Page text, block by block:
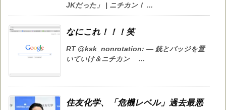
JKだった」 | ニチカン！ ...
なにこれ！！！笑
RT @ksk_nonrotation: — 銃とバッジを置
いていけ＆ニチカン ...
住友化学、「危機レベル」過去最悪